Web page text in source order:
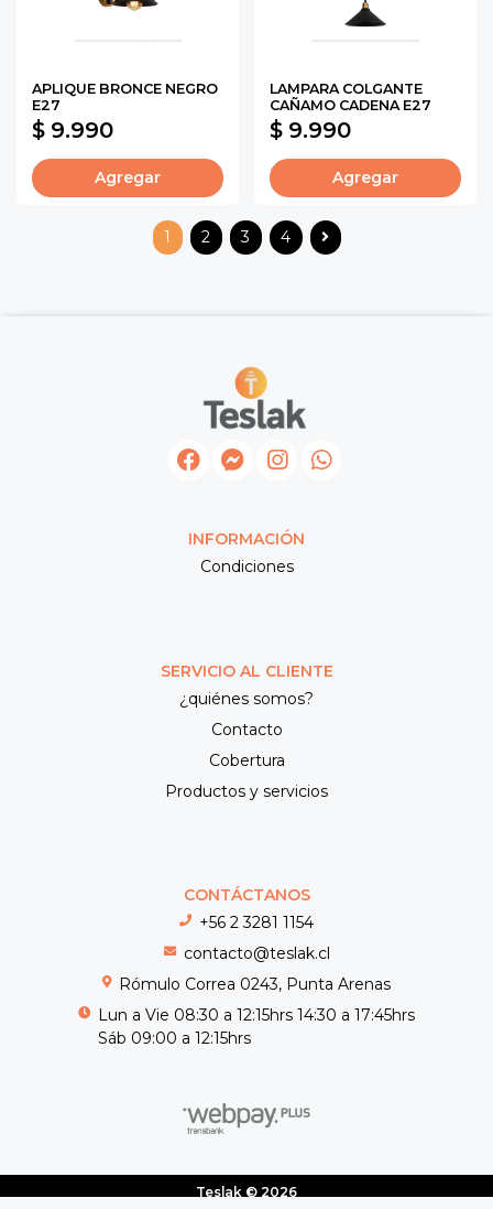
APLIQUE BRONCE NEGRO
E27
$ 9.990
Agregar
LAMPARA COLGANTE
CAÑAMO CADENA E27
$ 9.990
Agregar
1 2 3 4
INFORMACIÓN
Condiciones
SERVICIO AL CLIENTE
¿quiénes somos?
Contacto
Cobertura
Productos y servicios
CONTÁCTANOS
+56 2 3281 1154
contacto@teslak.cl
Rómulo Correa 0243, Punta Arenas
Lun a Vie 08:30 a 12:15hrs 14:30 a 17:45hrs
Sáb 09:00 a 12:15hrs
Teslak © 2026